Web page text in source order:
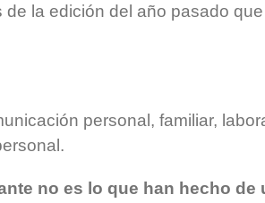
la edición del año pasado
personal, familiar,
no es lo que han hecho de